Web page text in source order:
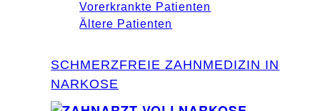
Vorerkrankte Patienten
Ältere Patienten
SCHMERZFREIE ZAHNMEDIZIN IN
NARKOSE